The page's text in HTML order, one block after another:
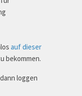
auf dieser
bekommen.
loggen